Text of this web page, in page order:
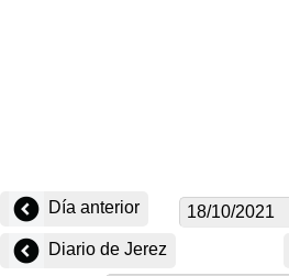
Día anterior
Diario de Jerez